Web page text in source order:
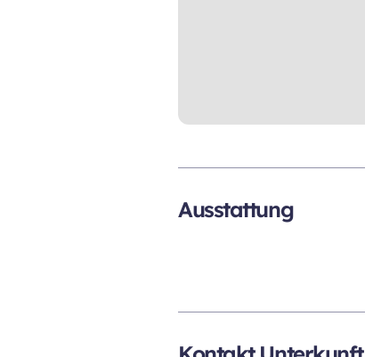
Ausstattung